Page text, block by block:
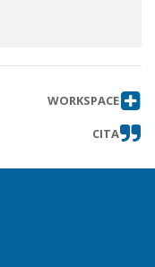
Ottieni articolo
WORKSPACE
CITA